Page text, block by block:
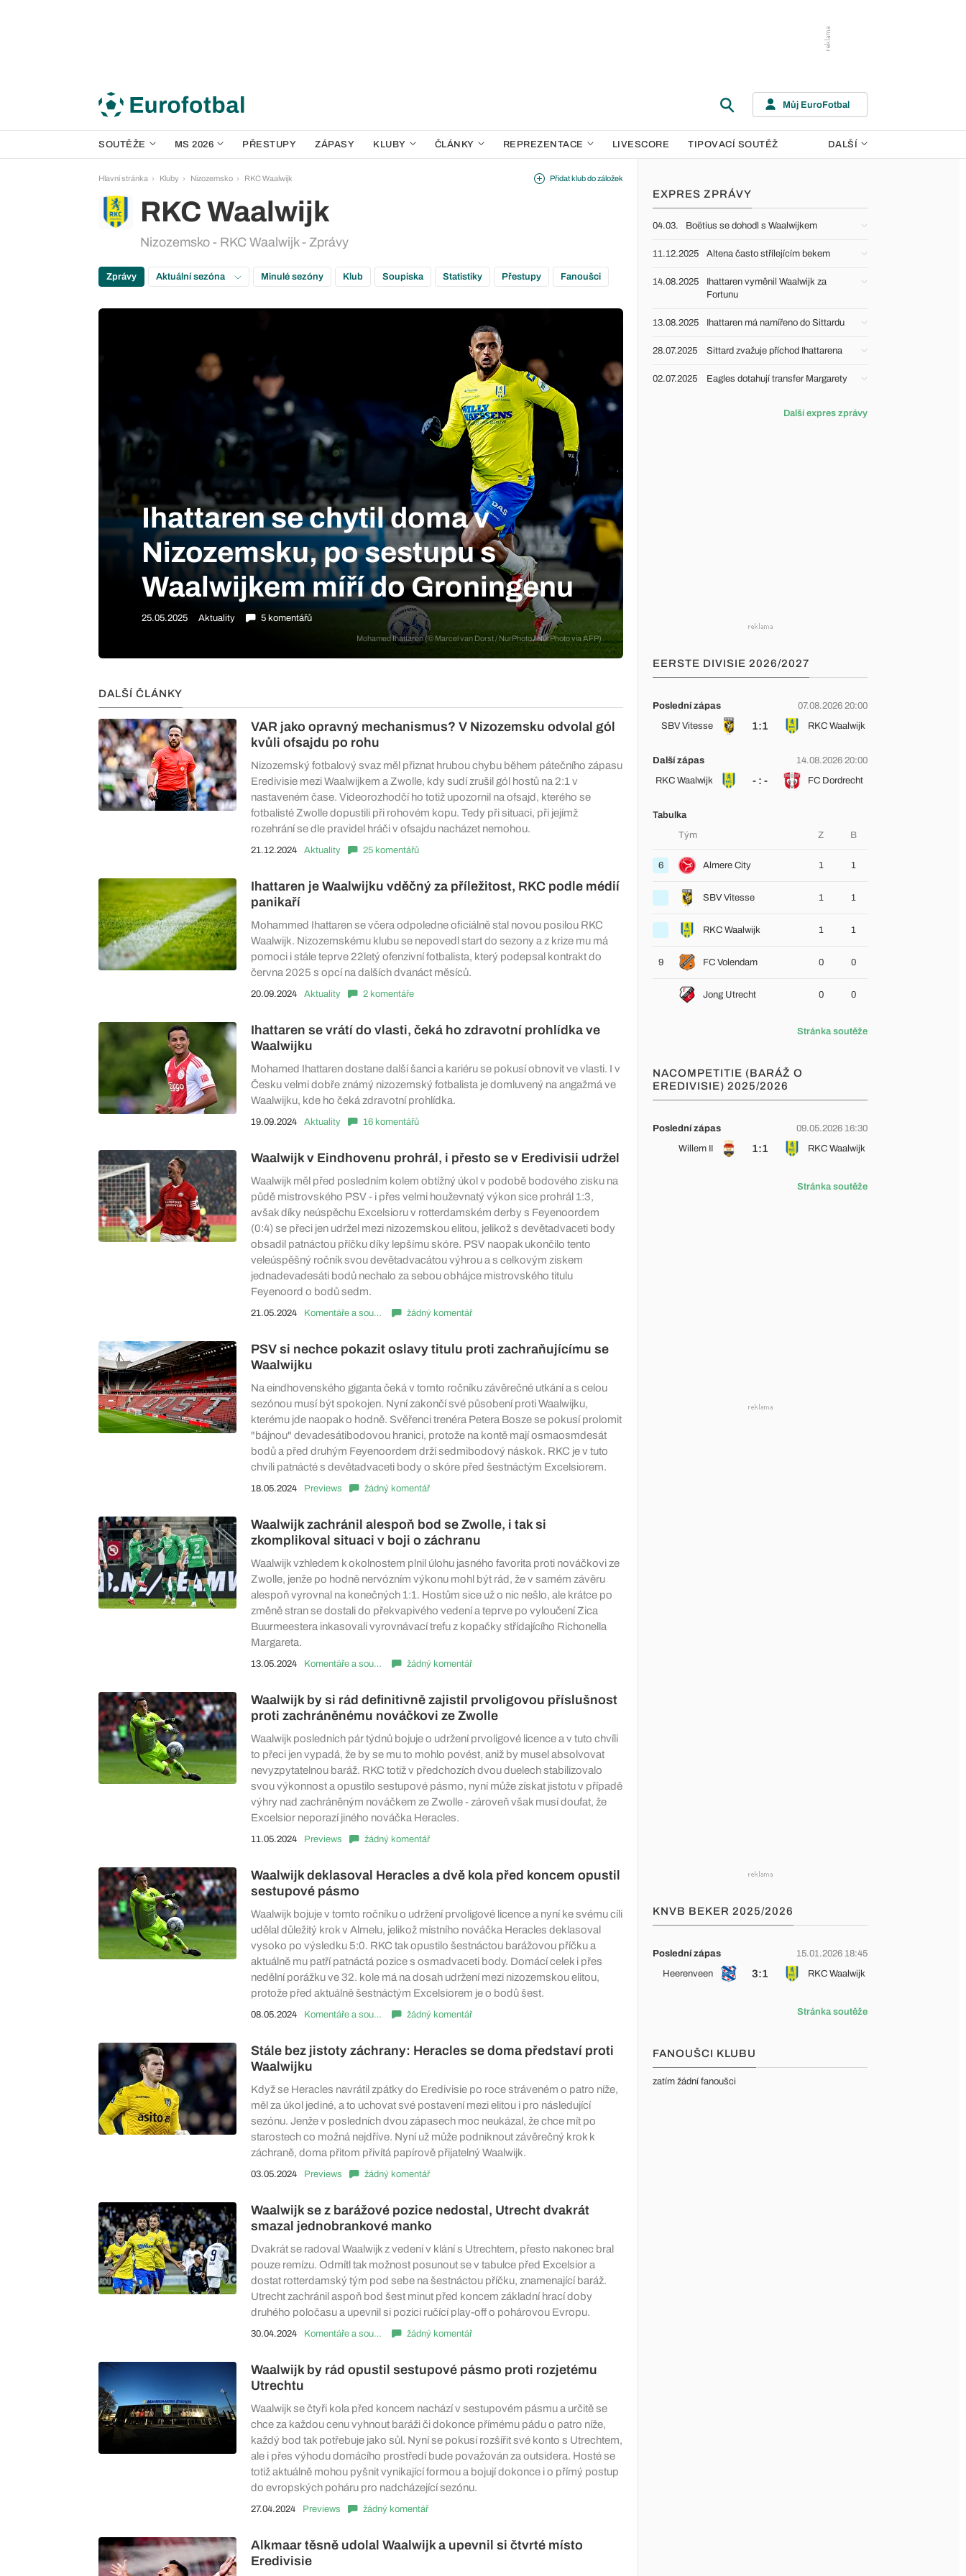
Můj EuroFotbal
SOUTĚŽE MS 2026 PŘESTUPY ZÁPASY KLUBY ČLÁNKY REPREZENTACE LIVESCORE TIPOVACÍ SOUTĚŽ DALŠÍ
Hlavní stránka Kluby Nizozemsko RKC Waalwijk
RKC Waalwijk
Nizozemsko - RKC Waalwijk - Zprávy
Přidat klub do záložek
Zprávy Aktuální sezóna Minulé sezóny Klub Soupiska Statistiky Přestupy Fanoušci
Mohamed Ihattaren (© Marcel van Dorst / NurPhoto / NurPhoto via AFP)
Ihattaren se chytil doma v
Nizozemsku, po sestupu s
Waalwijkem míří do Groningenu
25.05.2025 Aktuality 5 komentářů
DALŠÍ ČLÁNKY
VAR jako opravný mechanismus? V Nizozemsku odvolal gól
kvůli ofsajdu po rohu
Nizozemský fotbalový svaz měl přiznat hrubou chybu během pátečního zápasu
Eredivisie mezi Waalwijkem a Zwolle, kdy sudí zrušil gól hostů na 2:1 v
nastaveném čase. Videorozhodčí ho totiž upozornil na ofsajd, kterého se
fotbalisté Zwolle dopustili při rohovém kopu. Tedy při situaci, při jejímž
rozehrání se dle pravidel hráči v ofsajdu nacházet nemohou.
21.12.2024 Aktuality 25 komentářů
Ihattaren je Waalwijku vděčný za příležitost, RKC podle médií
panikaří
Mohammed Ihattaren se včera odpoledne oficiálně stal novou posilou RKC
Waalwijk. Nizozemskému klubu se nepovedl start do sezony a z krize mu má
pomoci i stále teprve 22letý ofenzivní fotbalista, který podepsal kontrakt do
června 2025 s opcí na dalších dvanáct měsíců.
20.09.2024 Aktuality 2 komentáře
Ihattaren se vrátí do vlasti, čeká ho zdravotní prohlídka ve
Waalwijku
Mohamed Ihattaren dostane další šanci a kariéru se pokusí obnovit ve vlasti. I v
Česku velmi dobře známý nizozemský fotbalista je domluvený na angažmá ve
Waalwijku, kde ho čeká zdravotní prohlídka.
19.09.2024 Aktuality 16 komentářů
Waalwijk v Eindhovenu prohrál, i přesto se v Eredivisii udržel
Waalwijk měl před posledním kolem obtížný úkol v podobě bodového zisku na
půdě mistrovského PSV - i přes velmi houževnatý výkon sice prohrál 1:3,
avšak díky neúspěchu Excelsioru v rotterdamském derby s Feyenoordem
(0:4) se přeci jen udržel mezi nizozemskou elitou, jelikož s devětadvaceti body
obsadil patnáctou příčku díky lepšímu skóre. PSV naopak ukončilo tento
veleúspěšný ročník svou devětadvacátou výhrou a s celkovým ziskem
jednadevadesáti bodů nechalo za sebou obhájce mistrovského titulu
Feyenoord o bodů sedm.
21.05.2024 Komentáře a souhrny žádný komentář
PSV si nechce pokazit oslavy titulu proti zachraňujícímu se
Waalwijku
Na eindhovenského giganta čeká v tomto ročníku závěrečné utkání a s celou
sezónou musí být spokojen. Nyní zakončí své působení proti Waalwijku,
kterému jde naopak o hodně. Svěřenci trenéra Petera Bosze se pokusí prolomit
"bájnou" devadesátibodovou hranici, protože na kontě mají osmaosmdesát
bodů a před druhým Feyenoordem drží sedmibodový náskok. RKC je v tuto
chvíli patnácté s devětadvaceti body o skóre před šestnáctým Excelsiorem.
18.05.2024 Previews žádný komentář
Waalwijk zachránil alespoň bod se Zwolle, i tak si
zkomplikoval situaci v boji o záchranu
Waalwijk vzhledem k okolnostem plnil úlohu jasného favorita proti nováčkovi ze
Zwolle, jenže po hodně nervózním výkonu mohl být rád, že v samém závěru
alespoň vyrovnal na konečných 1:1. Hostům sice už o nic nešlo, ale krátce po
změně stran se dostali do překvapivého vedení a teprve po vyloučení Zica
Buurmeestera inkasovali vyrovnávací trefu z kopačky střídajícího Richonella
Margareta.
13.05.2024 Komentáře a souhrny žádný komentář
Waalwijk by si rád definitivně zajistil prvoligovou příslušnost
proti zachráněnému nováčkovi ze Zwolle
Waalwijk posledních pár týdnů bojuje o udržení prvoligové licence a v tuto chvíli
to přeci jen vypadá, že by se mu to mohlo povést, aniž by musel absolvovat
nevyzpytatelnou baráž. RKC totiž v předchozích dvou duelech stabilizovalo
svou výkonnost a opustilo sestupové pásmo, nyní může získat jistotu v případě
výhry nad zachráněným nováčkem ze Zwolle - zároveň však musí doufat, že
Excelsior neporazí jiného nováčka Heracles.
11.05.2024 Previews žádný komentář
Waalwijk deklasoval Heracles a dvě kola před koncem opustil
sestupové pásmo
Waalwijk bojuje v tomto ročníku o udržení prvoligové licence a nyní ke svému cíli
udělal důležitý krok v Almelu, jelikož místního nováčka Heracles deklasoval
vysoko po výsledku 5:0. RKC tak opustilo šestnáctou barážovou příčku a
aktuálně mu patří patnáctá pozice s osmadvaceti body. Domácí celek i přes
nedělní porážku ve 32. kole má na dosah udržení mezi nizozemskou elitou,
protože před aktuálně šestnáctým Excelsiorem je o bodů šest.
08.05.2024 Komentáře a souhrny žádný komentář
Stále bez jistoty záchrany: Heracles se doma představí proti
Waalwijku
Když se Heracles navrátil zpátky do Eredivisie po roce stráveném o patro níže,
měl za úkol jediné, a to uchovat své postavení mezi elitou i pro následující
sezónu. Jenže v posledních dvou zápasech moc neukázal, že chce mít po
starostech co možná nejdříve. Nyní už může podniknout závěrečný krok k
záchraně, doma přitom přivítá papírově přijatelný Waalwijk.
03.05.2024 Previews žádný komentář
Waalwijk se z barážové pozice nedostal, Utrecht dvakrát
smazal jednobrankové manko
Dvakrát se radoval Waalwijk z vedení v klání s Utrechtem, přesto nakonec bral
pouze remízu. Odmítl tak možnost posunout se v tabulce před Excelsior a
dostat rotterdamský tým pod sebe na šestnáctou příčku, znamenající baráž.
Utrecht zachránil aspoň bod šest minut před koncem základní hrací doby
druhého poločasu a upevnil si pozici ručící play-off o pohárovou Evropu.
30.04.2024 Komentáře a souhrny žádný komentář
Waalwijk by rád opustil sestupové pásmo proti rozjetému
Utrechtu
Waalwijk se čtyři kola před koncem nachází v sestupovém pásmu a určitě se
chce za každou cenu vyhnout baráži či dokonce přímému pádu o patro níže,
každý bod tak potřebuje jako sůl. Nyní se pokusí rozšířit své konto s Utrechtem,
ale i přes výhodu domácího prostředí bude považován za outsidera. Hosté se
totiž aktuálně mohou pyšnit vynikající formou a bojují dokonce i o přímý postup
do evropských poháru pro nadcházející sezónu.
27.04.2024 Previews žádný komentář
Alkmaar těsně udolal Waalwijk a upevnil si čtvrté místo
Eredivisie
EXPRES ZPRÁVY
04.03. Boëtius se dohodl s Waalwijkem
11.12.2025 Altena často střílejícím bekem
14.08.2025
Ihattaren vyměnil Waalwijk za
Fortunu
13.08.2025 Ihattaren má namířeno do Sittardu
28.07.2025 Sittard zvažuje příchod Ihattarena
02.07.2025 Eagles dotahují transfer Margarety
Další expres zprávy
EERSTE DIVISIE 2026/2027
Poslední zápas
07.08.2026 20:00
SBV Vitesse
1:1 RKC Waalwijk
Další zápas
14.08.2026 20:00
RKC Waalwijk
- : - FC Dordrecht
Tabulka
Tým
Z B
6 Almere City 1 1
SBV Vitesse 1 1
RKC Waalwijk 1 1
9 FC Volendam 0 0
Jong Utrecht 0 0
Stránka soutěže
NACOMPETITIE (BARÁŽ O
EREDIVISIE) 2025/2026
Poslední zápas
09.05.2026 16:30
Willem II
1:1 RKC Waalwijk
Stránka soutěže
KNVB BEKER 2025/2026
Poslední zápas
15.01.2026 18:45
Heerenveen
3:1 RKC Waalwijk
Stránka soutěže
FANOUŠCI KLUBU
zatím žádní fanoušci